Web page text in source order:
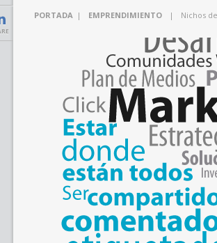
PORTADA | EMPRENDIMIENTO | Nichos